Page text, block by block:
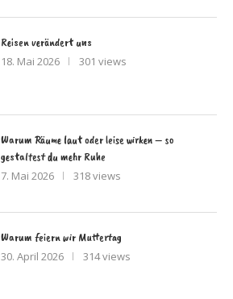
Reisen verändert uns
18. Mai 2026 301 views
Warum Räume laut oder leise wirken – so
gestaltest du mehr Ruhe
7. Mai 2026 318 views
Warum feiern wir Muttertag
30. April 2026 314 views